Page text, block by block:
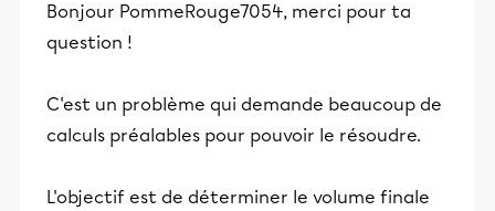
Bonjour PommeRouge7054, merci pour ta
question !
C'est un problème qui demande beaucoup de
calculs préalables pour pouvoir le résoudre.
L'objectif est de déterminer le volume finale